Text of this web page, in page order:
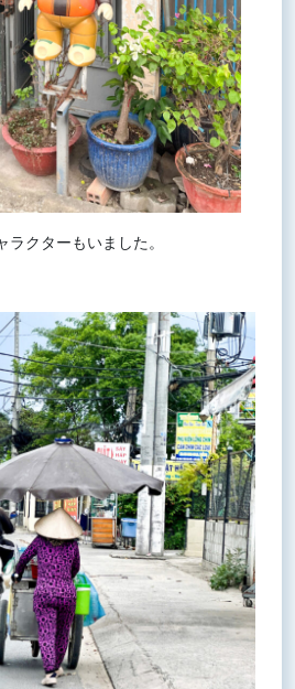
ラクターもいました。